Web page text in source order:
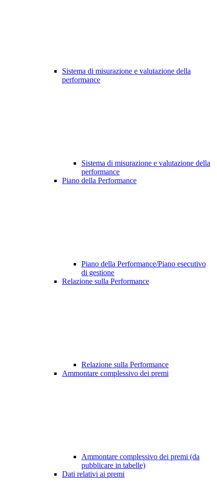
Sistema di misurazione e valutazione della
performance
Sistema di misurazione e valutazione della
performance
Piano della Performance
Piano della Performance/Piano esecutivo
di gestione
Relazione sulla Performance
Relazione sulla Performance
Ammontare complessivo dei premi
Ammontare complessivo dei premi (da
pubblicare in tabelle)
Dati relativi ai premi